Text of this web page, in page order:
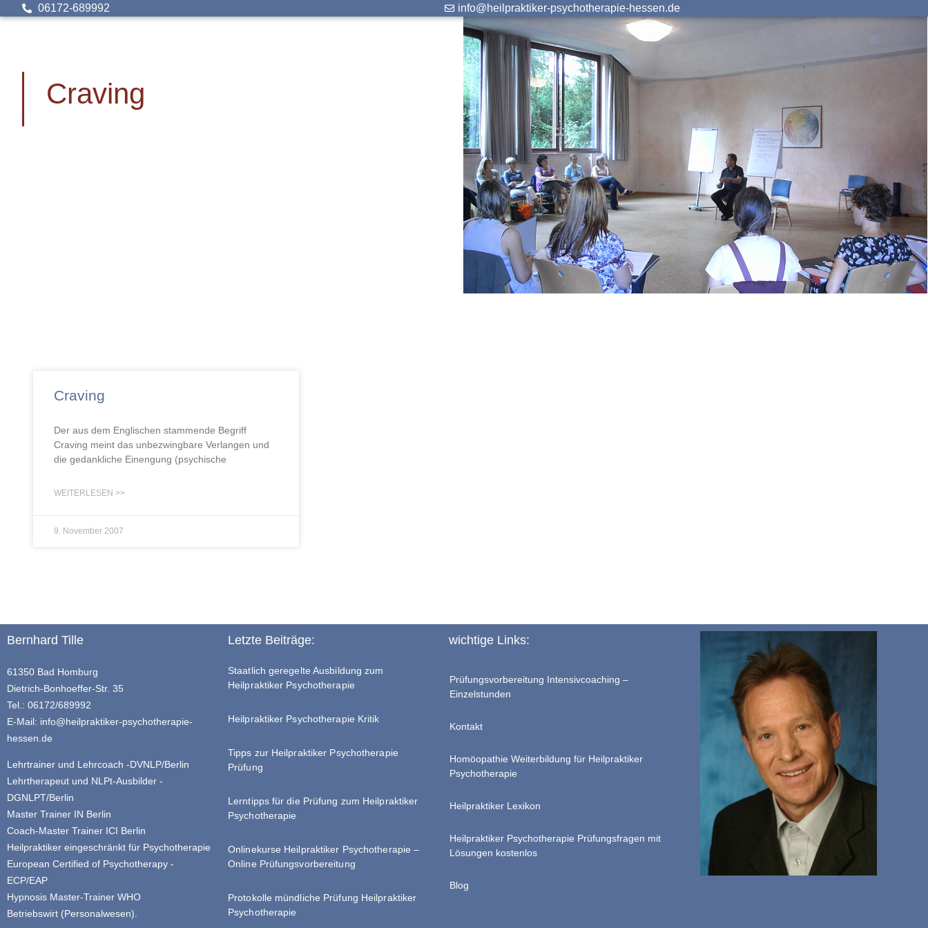
06172-689992 info@heilpraktiker-psychotherapie-hessen.de
Craving
Craving
Der aus dem Englischen stammende Begriff
Craving meint das unbezwingbare Verlangen und
die gedankliche Einengung (psychische
WEITERLESEN >>
9. November 2007
Bernhard Tille
61350 Bad Homburg
Dietrich-Bonhoeffer-Str. 35
Tel.: 06172/689992
E-Mail: info@heilpraktiker-psychotherapie-
hessen.de
Lehrtrainer und Lehrcoach -DVNLP/Berlin
Lehrtherapeut und NLPt-Ausbilder -
DGNLPT/Berlin
Master Trainer IN Berlin
Coach-Master Trainer ICI Berlin
Heilpraktiker eingeschränkt für Psychotherapie
European Certified of Psychotherapy -
ECP/EAP
Hypnosis Master-Trainer WHO
Betriebswirt (Personalwesen).
Letzte Beiträge:
Staatlich geregelte Ausbildung zum
Heilpraktiker Psychotherapie
Heilpraktiker Psychotherapie Kritik
Tipps zur Heilpraktiker Psychotherapie
Prüfung
Lerntipps für die Prüfung zum Heilpraktiker
Psychotherapie
Onlinekurse Heilpraktiker Psychotherapie –
Online Prüfungsvorbereitung
Protokolle mündliche Prüfung Heilpraktiker
Psychotherapie
wichtige Links:
Prüfungsvorbereitung Intensivcoaching –
Einzelstunden
Kontakt
Homöopathie Weiterbildung für Heilpraktiker
Psychotherapie
Heilpraktiker Lexikon
Heilpraktiker Psychotherapie Prüfungsfragen mit
Lösungen kostenlos
Blog